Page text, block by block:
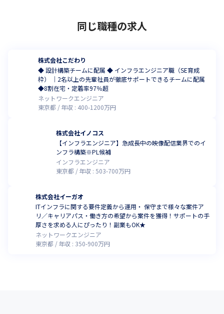
同じ職種の求人
株式会社こだわり
◆ 設計構築チームに配属 ◆ インフラエンジニア職（SE育成
枠） ｜2名以上の先輩社員が徹底サポートできるチームに配属
◆8割在宅・定着率97％超
ネットワークエンジニア
東京都
年収 : 400-1200万円
株式会社イノコス
【インフラエンジニア】急成長中の映像配信業界でのイ
ンフラ構築※PL候補
インフラエンジニア
東京都
年収 : 503-700万円
株式会社イーガオ
ITインフラに関する要件定義から運用・ 保守まで様々な案件ア
リ／キャリアパス・働き方の希望から案件を獲得！サポートの手
厚さを求める人にぴったり！副業もOK★
ネットワークエンジニア
東京都
年収 : 350-900万円